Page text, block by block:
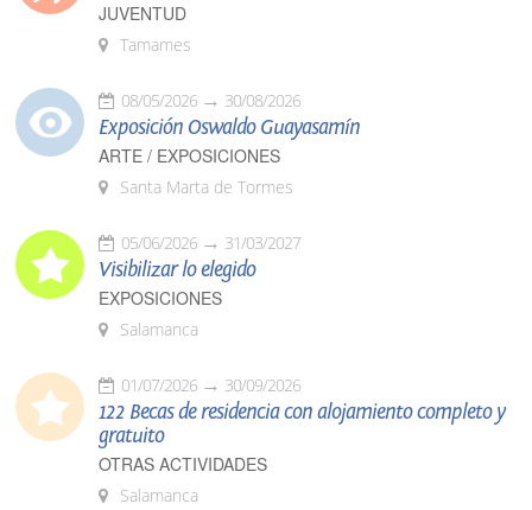
JUVENTUD
Tamames
08/05/2026 30/08/2026
Exposición Oswaldo Guayasamín
ARTE / EXPOSICIONES
Santa Marta de Tormes
05/06/2026 31/03/2027
Visibilizar lo elegido
EXPOSICIONES
Salamanca
01/07/2026 30/09/2026
122 Becas de residencia con alojamiento completo y
gratuito
OTRAS ACTIVIDADES
Salamanca